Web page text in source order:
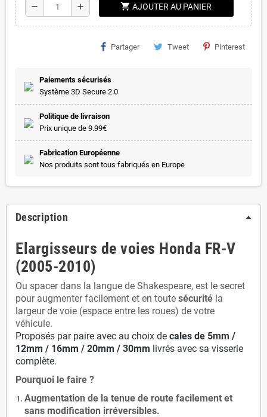
remove add shopping_cart AJOUTER AU PANIER
Partager Tweet Pinterest
Paiements sécurisés
Système 3D Secure 2.0
Politique de livraison
Prix unique de 9.99€
Fabrication Européenne
Nos produits sont tous fabriqués en Europe
Description
Elargisseurs de voies Honda FR-V
(2005-2010)
Ou spacer dans la langue de Shakespeare, est le secret
pour augmenter facilement et en toute sécurité la
largeur de voie (espace entre les roues) de votre
véhicule.
Proposés par paire avec au choix de cales de 5mm /
12mm / 16mm / 20mm / 30mm livrés avec sa visserie
complète.
Pourquoi le faire ?
Augmentation de la tenue de route facilement et
sans modification irréversibles.